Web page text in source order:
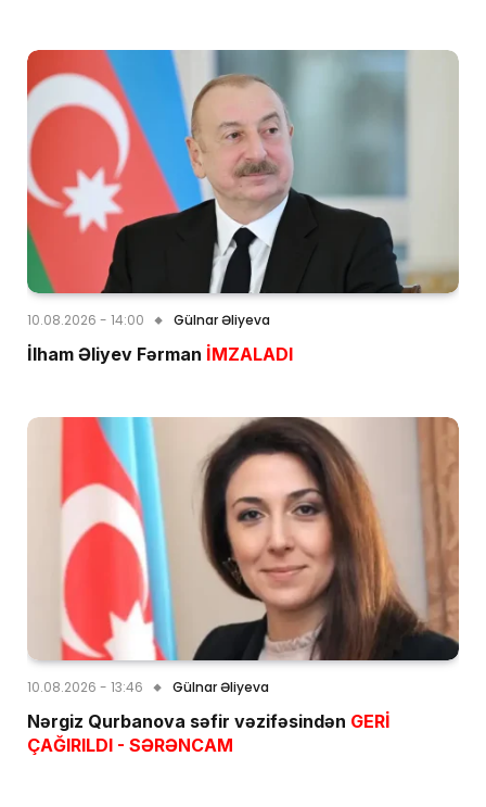
10.08.2026 - 14:00 Gülnar Əliyeva
İlham Əliyev Fərman İMZALADI
10.08.2026 - 13:46 Gülnar Əliyeva
Nərgiz Qurbanova səfir vəzifəsindən GERİ
ÇAĞIRILDI - SƏRƏNCAM